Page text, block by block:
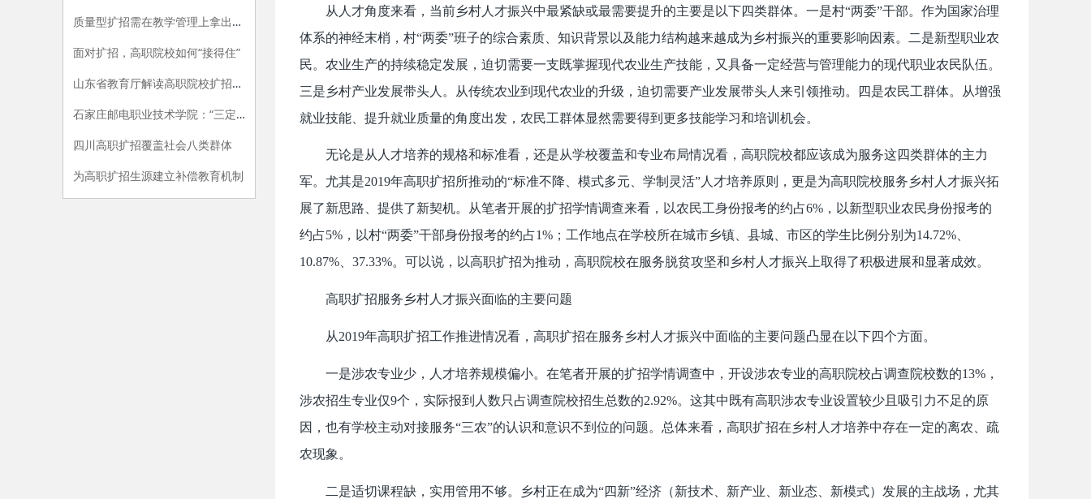
从人才角度来看，当前乡村人才振兴中最紧缺或最需要提升的主要是以下四类群体。一是村“两委”干部。作为国家治理
体系的神经末梢，村“两委”班子的综合素质、知识背景以及能力结构越来越成为乡村振兴的重要影响因素。二是新型职业农
民。农业生产的持续稳定发展，迫切需要一支既掌握现代农业生产技能，又具备一定经营与管理能力的现代职业农民队伍。
三是乡村产业发展带头人。从传统农业到现代农业的升级，迫切需要产业发展带头人来引领推动。四是农民工群体。从增强
就业技能、提升就业质量的角度出发，农民工群体显然需要得到更多技能学习和培训机会。
无论是从人才培养的规格和标准看，还是从学校覆盖和专业布局情况看，高职院校都应该成为服务这四类群体的主力
军。尤其是2019年高职扩招所推动的“标准不降、模式多元、学制灵活”人才培养原则，更是为高职院校服务乡村人才振兴拓
展了新思路、提供了新契机。从笔者开展的扩招学情调查来看，以农民工身份报考的约占6%，以新型职业农民身份报考的
约占5%，以村“两委”干部身份报考的约占1%；工作地点在学校所在城市乡镇、县城、市区的学生比例分别为14.72%、
10.87%、37.33%。可以说，以高职扩招为推动，高职院校在服务脱贫攻坚和乡村人才振兴上取得了积极进展和显著成效。
高职扩招服务乡村人才振兴面临的主要问题
从2019年高职扩招工作推进情况看，高职扩招在服务乡村人才振兴中面临的主要问题凸显在以下四个方面。
一是涉农专业少，人才培养规模偏小。在笔者开展的扩招学情调查中，开设涉农专业的高职院校占调查院校数的13%，
涉农招生专业仅9个，实际报到人数只占调查院校招生总数的2.92%。这其中既有高职涉农专业设置较少且吸引力不足的原
因，也有学校主动对接服务“三农”的认识和意识不到位的问题。总体来看，高职扩招在乡村人才培养中存在一定的离农、疏
农现象。
二是适切课程缺，实用管用不够。乡村正在成为“四新”经济（新技术、新产业、新业态、新模式）发展的主战场，尤其
质量型扩招需在教学管理上拿出实招
面对扩招，高职院校如何“接得住”
山东省教育厅解读高职院校扩招政策
石家庄邮电职业技术学院：“三定”工作助推扩招生精准化培养
四川高职扩招覆盖社会八类群体
为高职扩招生源建立补偿教育机制